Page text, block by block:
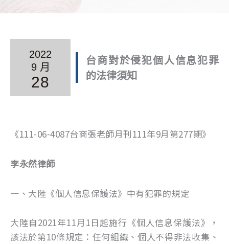
2022
9 月
28
台商對於侵犯個人信息犯罪
的法律須知
《111-06-4087台商張老師月刊111年9月第277期》
李永然律師
一、大陸《個人信息保護法》中有犯罪的規定
大陸自2021年11月1日起施行《個人信息保護法》，
該法於第10條規定：任何組織、個人不得非法收集、